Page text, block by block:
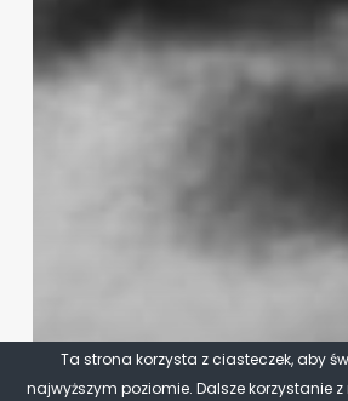
Ta strona korzysta z ciasteczek, aby
najwyższym poziomie. Dalsze korzystanie